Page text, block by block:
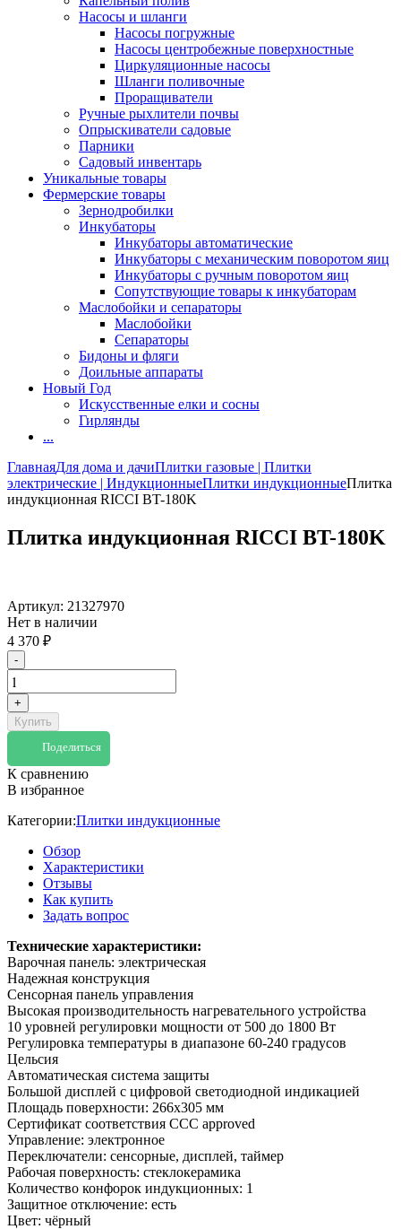
Насосы и шланги
Насосы погружные
Насосы центробежные поверхностные
Циркуляционные насосы
Шланги поливочные
Проращиватели
Ручные рыхлители почвы
Опрыскиватели садовые
Парники
Садовый инвентарь
Уникальные товары
Фермерские товары
Зернодробилки
Инкубаторы
Инкубаторы автоматические
Инкубаторы с механическим поворотом яиц
Инкубаторы с ручным поворотом яиц
Сопутствующие товары к инкубаторам
Маслобойки и сепараторы
Маслобойки
Сепараторы
Бидоны и фляги
Доильные аппараты
Новый Год
Искусственные елки и сосны
Гирлянды
...
ГлавнаяДля дома и дачиПлитки газовые | Плитки
электрические | ИндукционныеПлитки индукционныеПлитка
индукционная RICCI BT-180K
Плитка индукционная RICCI BT-180K
Артикул: 21327970
Нет в наличии
4 370 ₽
-
+
Купить
Поделиться
К сравнению
В избранное
Категории:Плитки индукционные
Обзор
Характеристики
Отзывы
Как купить
Задать вопрос
Технические характеристики:
Варочная панель: электрическая
Надежная конструкция
Сенсорная панель управления
Высокая производительность нагревательного устройства
10 уровней регулировки мощности от 500 до 1800 Вт
Регулировка температуры в диапазоне 60-240 градусов
Цельсия
Автоматическая система защиты
Большой дисплей с цифровой светодиодной индикацией
Площадь поверхности: 266х305 мм
Сертификат соответствия CCC approved
Управление: электронное
Переключатели: сенсорные, дисплей, таймер
Рабочая поверхность: стеклокерамика
Количество конфорок индукционных: 1
Защитное отключение: есть
Цвет: чёрный